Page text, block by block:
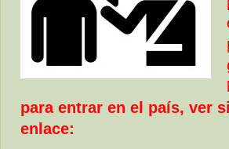
para entrar en el país, ver
enlace: